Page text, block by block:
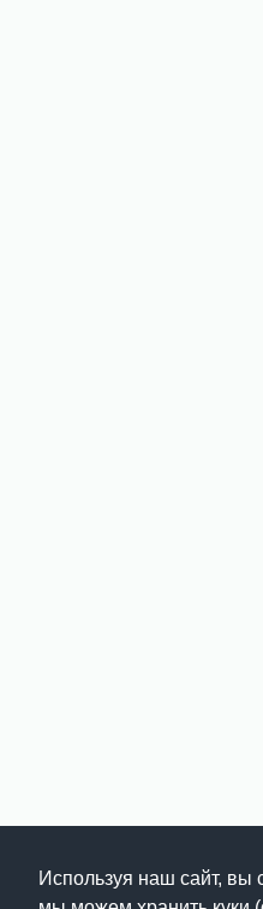
Используя наш сайт, вы